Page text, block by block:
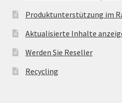
Produktunterstützung im
Aktualisierte Inhalte
Werden Sie Reseller
Recycling